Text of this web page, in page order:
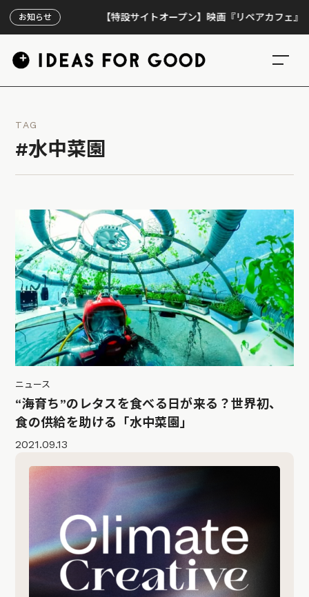
お知らせ 【特設サイトオープン】映画『リペアカフェ』、上
TAG
#水中菜園
ニュース
“海育ち”のレタスを食べる日が来る？世界初、
食の供給を助ける「水中菜園」
2021.09.13